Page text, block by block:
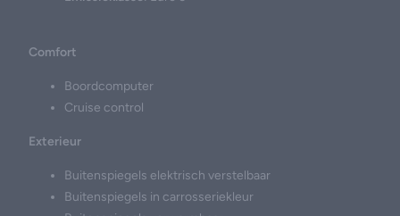
Comfort
Boordcomputer
Cruise control
Exterieur
Buitenspiegels elektrisch verstelbaar
Buitenspiegels in carrosseriekleur